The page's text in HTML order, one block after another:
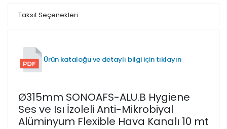
Taksit Seçenekleri
Ürün kataloğu ve detaylı bilgi için tıklayın
Ø315mm SONOAFS-ALU.B Hygiene
Ses ve Isı İzoleli Anti-Mikrobiyal
Alüminyum Flexible Hava Kanalı 10 mt